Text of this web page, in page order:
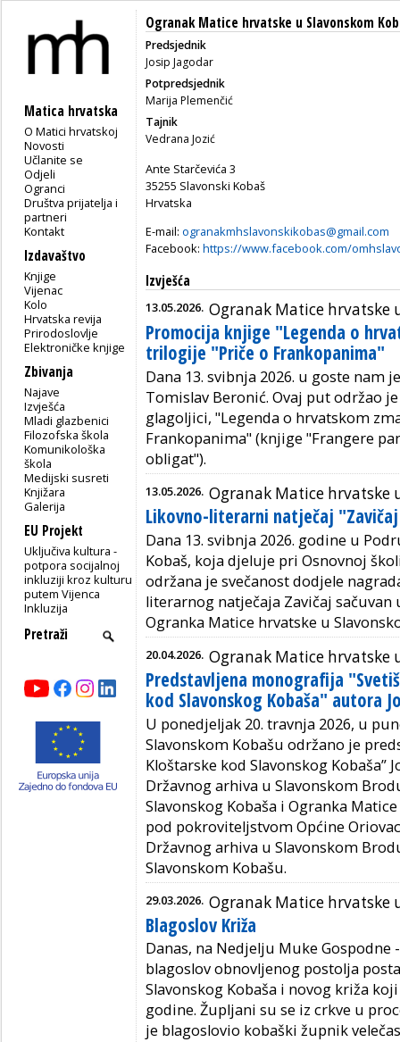
Matica hrvatska
O Matici hrvatskoj
Novosti
Učlanite se
Odjeli
Ogranci
Društva prijatelja i
partneri
Kontakt
Izdavaštvo
Knjige
Vijenac
Kolo
Hrvatska revija
Prirodoslovlje
Elektroničke knjige
Zbivanja
Najave
Izvješća
Mladi glazbenici
Filozofska škola
Komunikološka
škola
Medijski susreti
Knjižara
Galerija
EU Projekt
Uključiva kultura -
potpora socijalnoj
inkluziji kroz kulturu
putem Vijenca
Inkluzija
Ogranak Matice hrvatske u Slavonskom
Predsjednik
Josip Jagodar
Potpredsjednik
Marija Plemenčić
Tajnik
Vedrana Jozić
Ante Starčevića 3
35255 Slavonski Kobaš
Hrvatska
E-mail: ogranakmhslavonskikobas@gmail.com
Facebook: https://www.facebook.com/
Izvješća
13.05.2026. Ogranak Matice hrvatske
Promocija knjige "Legenda o
trilogije "Priče o Frankopanima"
Dana 13. svibnja 2026. u goste nam
Tomislav Beronić. Ovaj put održao
glagoljici, "Legenda o hrvatskom
Frankopanima"(knjige "Frangere
obligat").
13.05.2026. Ogranak Matice hrvatske
Likovno-literarni natječaj
Dana 13. svibnja 2026. godine u
Kobaš, koja djeluje pri Osnovnoj
održana je svečanost dodjele
literarnog natječaja Zavičaj
Ogranka Matice hrvatske u
20.04.2026. Ogranak Matice hrvatske
Predstavljena monografija
kod Slavonskog Kobaša" autora
U ponedjeljak 20. travnja 2026, u
Slavonskom Kobašu održano je
Kloštarske kod Slavonskog Kobaša”
Državnog arhiva u Slavonskom
Slavonskog Kobaša i Ogranka
pod pokroviteljstvom Općine
Državnog arhiva u Slavonskom
Slavonskom Kobašu.
29.03.2026. Ogranak Matice hrvatske
Blagoslov Križa
Danas, na Nedjelju Muke Gospodne
blagoslov obnovljenog postolja
Slavonskog Kobaša i novog križa
godine. Župljani su se iz crkve u
je blagoslovio kobaški župnik